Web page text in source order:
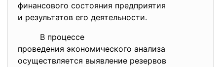
финансового состояния предприятия
и результатов его деятельности.
В процессе
проведения экономического анализа
осуществляется выявление резервов